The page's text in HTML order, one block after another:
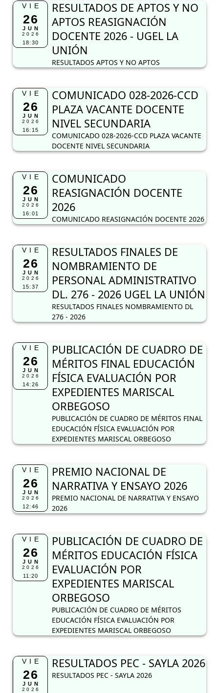
VIE
26
JUN
2026
18:30
RESULTADOS DE APTOS Y NO
APTOS REASIGNACIÓN
DOCENTE 2026 - UGEL LA
UNIÓN
RESULTADOS APTOS Y NO APTOS
VIE
26
JUN
2026
16:15
COMUNICADO 028-2026-CCD
PLAZA VACANTE DOCENTE
NIVEL SECUNDARIA
COMUNICADO 028-2026-CCD PLAZA VACANTE
DOCENTE NIVEL SECUNDARIA
VIE
26
JUN
2026
16:01
COMUNICADO
REASIGNACIÓN DOCENTE
2026
COMUNICADO REASIGNACIÓN DOCENTE 2026
VIE
26
JUN
2026
15:37
RESULTADOS FINALES DE
NOMBRAMIENTO DE
PERSONAL ADMINISTRATIVO
DL. 276 - 2026 UGEL LA UNIÓN
RESULTADOS FINALES NOMBRAMIENTO DL
276 - 2026
VIE
26
JUN
2026
14:26
PUBLICACIÓN DE CUADRO DE
MÉRITOS FINAL EDUCACIÓN
FÍSICA EVALUACIÓN POR
EXPEDIENTES MARISCAL
ORBEGOSO
PUBLICACIÓN DE CUADRO DE MÉRITOS FINAL
EDUCACIÓN FÍSICA EVALUACIÓN POR
EXPEDIENTES MARISCAL ORBEGOSO
VIE
26
JUN
2026
12:46
PREMIO NACIONAL DE
NARRATIVA Y ENSAYO 2026
PREMIO NACIONAL DE NARRATIVA Y ENSAYO
2026
VIE
26
JUN
2026
11:20
PUBLICACIÓN DE CUADRO DE
MÉRITOS EDUCACIÓN FÍSICA
EVALUACIÓN POR
EXPEDIENTES MARISCAL
ORBEGOSO
PUBLICACIÓN DE CUADRO DE MÉRITOS
EDUCACIÓN FÍSICA EVALUACIÓN POR
EXPEDIENTES MARISCAL ORBEGOSO
VIE
26
JUN
2026
RESULTADOS PEC - SAYLA 2026
RESULTADOS PEC - SAYLA 2026